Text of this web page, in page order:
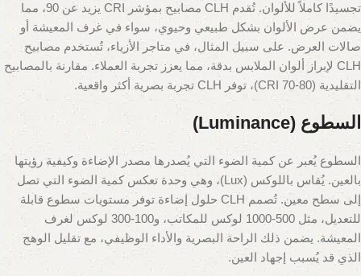
تجسيدًا كاملاً للألوان. تُقدم CLH مصابيح بمؤشر CRI يزيد عن 90، مما
يضمن عرض الألوان بشكل طبيعي وحيوي، سواء في غرف المعيشة أو
صالات العرض. على سبيل المثال، في متاجر الأزياء، تُستخدم مصابيح
CLH لإبراز ألوان الملابس بدقة، مما يعزز تجربة العملاء. مقارنة بالمصابيح
التقليدية (CRI 70-80)، توفر CLH تجربة بصرية أكثر واقعية.
السطوع (Luminance)
السطوع يُعبر عن كمية الضوء التي يُصدرها مصدر الإضاءة وكيفية رؤيتها
بالعين. يُقاس باللوكس (Lux)، وهي وحدة تعكس كمية الضوء التي تصل
إلى سطح معين. تُصمم CLH حلول إضاءة توفر مستويات سطوع قابلة
للتعديل، مثل 500-1000 لوكس للمكاتب، و100-300 لوكس لغرف
المعيشة. يضمن ذلك الراحة البصرية والأداء الوظيفي، مع تقليل الوهج
الذي قد يُسبب إجهاد العين.